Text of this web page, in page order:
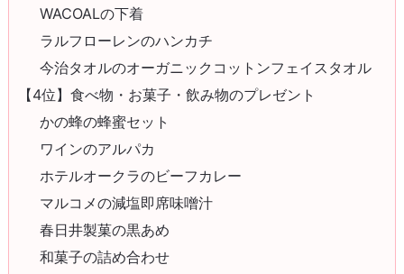
WACOALの下着
ラルフローレンのハンカチ
今治タオルのオーガニックコットンフェイスタオル
【4位】食べ物・お菓子・飲み物のプレゼント
かの蜂の蜂蜜セット
ワインのアルパカ
ホテルオークラのビーフカレー
マルコメの減塩即席味噌汁
春日井製菓の黒あめ
和菓子の詰め合わせ